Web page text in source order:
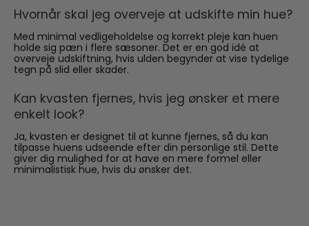
Hvornår skal jeg overveje at udskifte min hue?
Med minimal vedligeholdelse og korrekt pleje kan huen
holde sig pæn i flere sæsoner. Det er en god idé at
overveje udskiftning, hvis ulden begynder at vise tydelige
tegn på slid eller skader.
Kan kvasten fjernes, hvis jeg ønsker et mere
enkelt look?
Ja, kvasten er designet til at kunne fjernes, så du kan
tilpasse huens udseende efter din personlige stil. Dette
giver dig mulighed for at have en mere formel eller
minimalistisk hue, hvis du ønsker det.